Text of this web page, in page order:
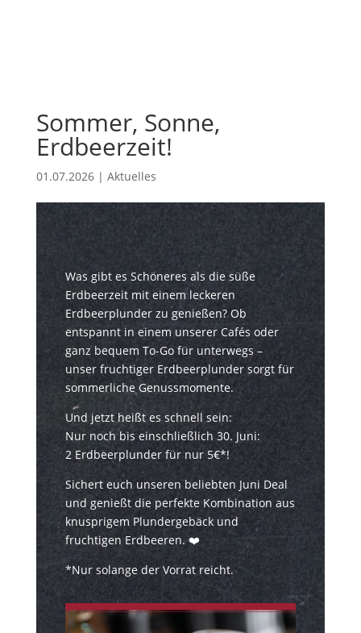
Sommer, Sonne,
Erdbeerzeit!
01.07.2026| Aktuelles
Was gibt es Schöneres als die süße
Erdbeerzeit mit einem leckeren
Erdbeerplunder zu genießen? Ob
entspannt in einem unserer Cafés oder
ganz bequem To-Go für unterwegs –
unser fruchtiger Erdbeerplunder sorgt für
sommerliche Genussmomente.
Und jetzt heißt es schnell sein:
Nur noch bis einschließlich 30. Juni:
2 Erdbeerplunder für nur 5€*!
Sichert euch unseren beliebten Juni Deal
und genießt die perfekte Kombination aus
knusprigem Plundergebäck und
fruchtigen Erdbeeren. ❤️
*Nur solange der Vorrat reicht.